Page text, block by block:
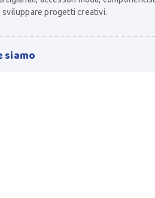
sviluppare progetti creativi.
siamo